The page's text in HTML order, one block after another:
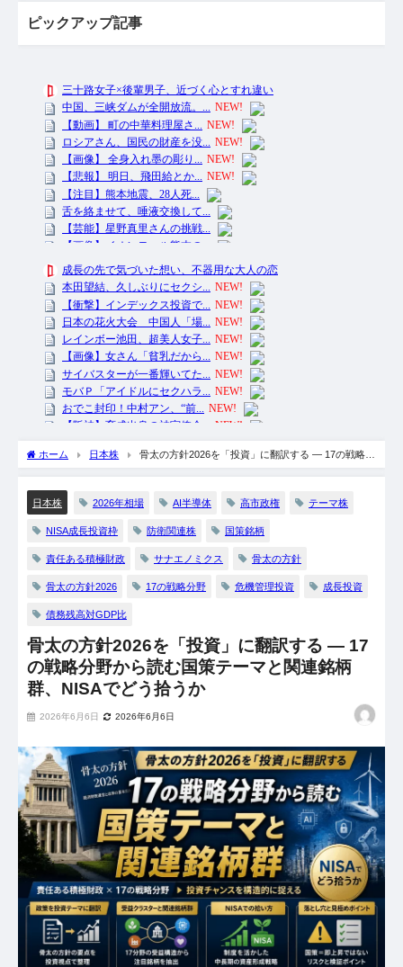
ピックアップ記事
ホーム 日本株
骨太の方針2026を「投資」に翻訳する ― 17の戦略分
日本株 2026年相場 AI半導体 高市政権 テーマ株
NISA成長投資枠 防衛関連株 国策銘柄
責任ある積極財政 サナエノミクス 骨太の方針
骨太の方針2026 17の戦略分野 危機管理投資 成長投資
債務残高対GDP比
骨太の方針2026を「投資」に翻訳する ― 17
の戦略分野から読む国策テーマと関連銘柄
群、NISAでどう拾うか
2026年6月6日 2026年6月6日